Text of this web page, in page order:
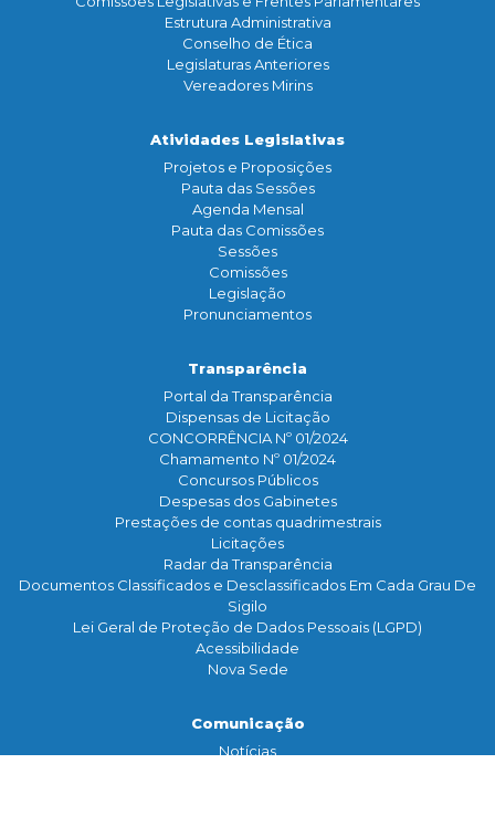
Estrutura Administrativa
Conselho de Ética
Legislaturas Anteriores
Vereadores Mirins
Atividades Legislativas
Projetos e Proposições
Pauta das Sessões
Agenda Mensal
Pauta das Comissões
Sessões
Comissões
Legislação
Pronunciamentos
Transparência
Portal da Transparência
Dispensas de Licitação
CONCORRÊNCIA Nº 01/2024
Chamamento Nº 01/2024
Concursos Públicos
Despesas dos Gabinetes
Prestações de contas quadrimestrais
Licitações
Radar da Transparência
Documentos Classificados e Desclassificados Em Cada Grau De
Sigilo
Lei Geral de Proteção de Dados Pessoais (LGPD)
Acessibilidade
Nova Sede
Comunicação
Notícias